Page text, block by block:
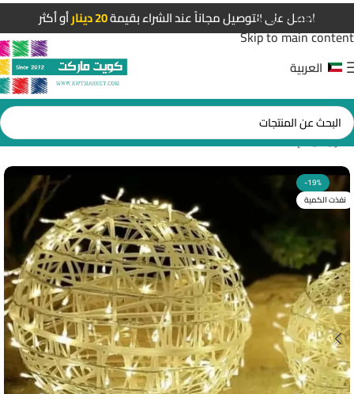
Skip to navigation
Skip to main content
احصل على التوصيل مجاناً عند الشراء بقيمة20 دينار أو أكثر
العربية
الرئيسية/إضاءات LED
-19%
نفذت الكمية